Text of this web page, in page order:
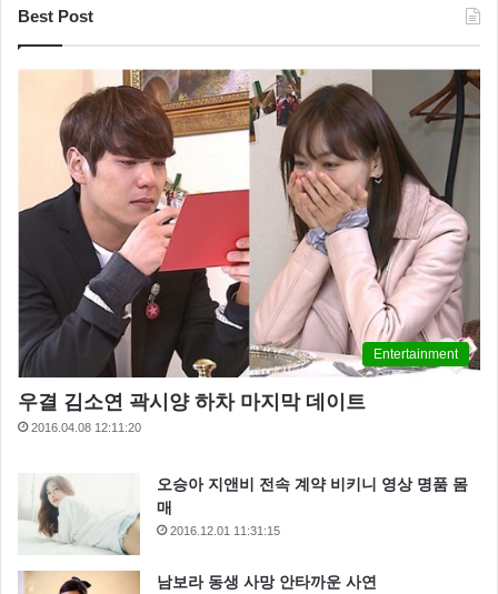
Best Post
Entertainment
우결 김소연 곽시양 하차 마지막 데이트
2016.04.08 12:11:20
오승아 지앤비 전속 계약 비키니 영상 명품 몸
매
2016.12.01 11:31:15
남보라 동생 사망 안타까운 사연